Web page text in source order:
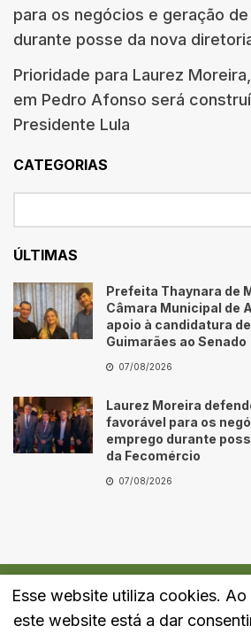
para os negócios e geração
durante posse da nova
Prioridade para Laurez
em Pedro Afonso será
Presidente Lula
CATEGORIAS
ÚLTIMAS
Prefeita Thaynara de
Câmara Municipal de
apoio à candidatura
Guimarães ao Senado
07/08/2026
Laurez Moreira
favorável para os
emprego durante
da Fecomércio
07/08/2026
Quem Somos Fale Conosco
Esse website utiliza cookies.
este website está a dar